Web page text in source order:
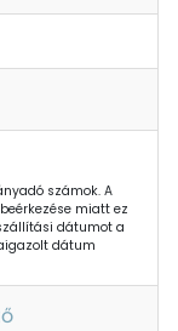
számok. A
miatt ez
dátumot a
dátum